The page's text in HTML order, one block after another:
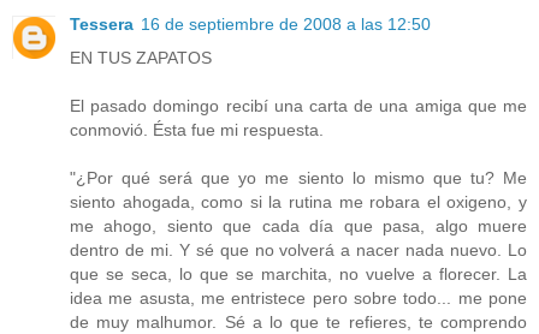
Tessera 16 de septiembre de 2008 a las 12:50
EN TUS ZAPATOS
El pasado domingo recibí una carta de una amiga que me
conmovió. Ésta fue mi respuesta.
"¿Por qué será que yo me siento lo mismo que tu? Me
siento ahogada, como si la rutina me robara el oxigeno, y
me ahogo, siento que cada día que pasa, algo muere
dentro de mi. Y sé que no volverá a nacer nada nuevo. Lo
que se seca, lo que se marchita, no vuelve a florecer. La
idea me asusta, me entristece pero sobre todo... me pone
de muy malhumor. Sé a lo que te refieres, te comprendo